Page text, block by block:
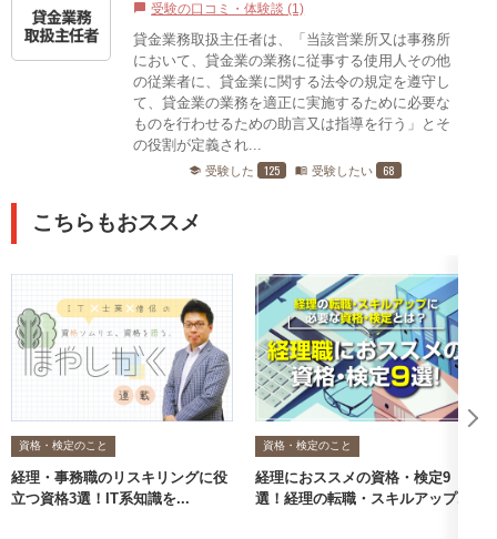
chat_bubble 受験の口コミ・体験談 (1)
貸金業務取扱主任者は、「当該営業所又は事務所
において、貸金業の業務に従事する使用人その他
の従業者に、貸金業に関する法令の規定を遵守し
て、貸金業の業務を適正に実施するために必要な
ものを行わせるための助言又は指導を行う」とそ
の役割が定義され...
school 受験した 125 menu_book 受験したい 68
こちらもおススメ
資格・検定のこと
経理・事務職のリスキリングに役
立つ資格3選！IT系知識を...
資格・検定のこと
経理におススメの資格・検定9
選！経理の転職・スキルアップ...